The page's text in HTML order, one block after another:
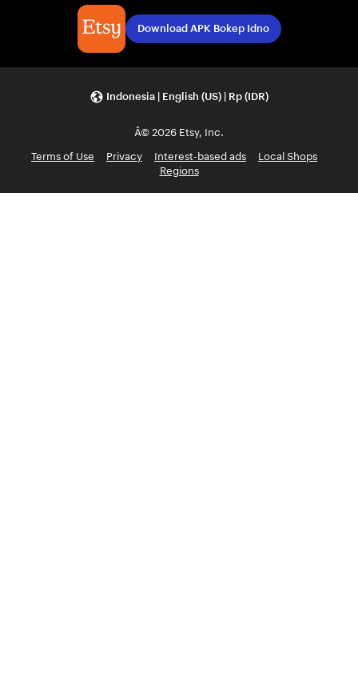
Download APK Bokep Idno
Indonesia | English (US) | Rp (IDR)
Â© 2026 Etsy, Inc.
Terms of Use
Privacy Interest-based ads
Local Shops
Regions